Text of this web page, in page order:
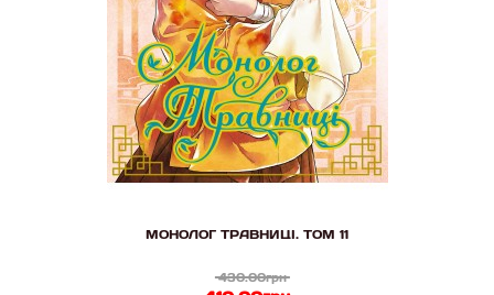
МОНОЛОГ ТРАВНИЦІ. ТОМ 11
430.00грн